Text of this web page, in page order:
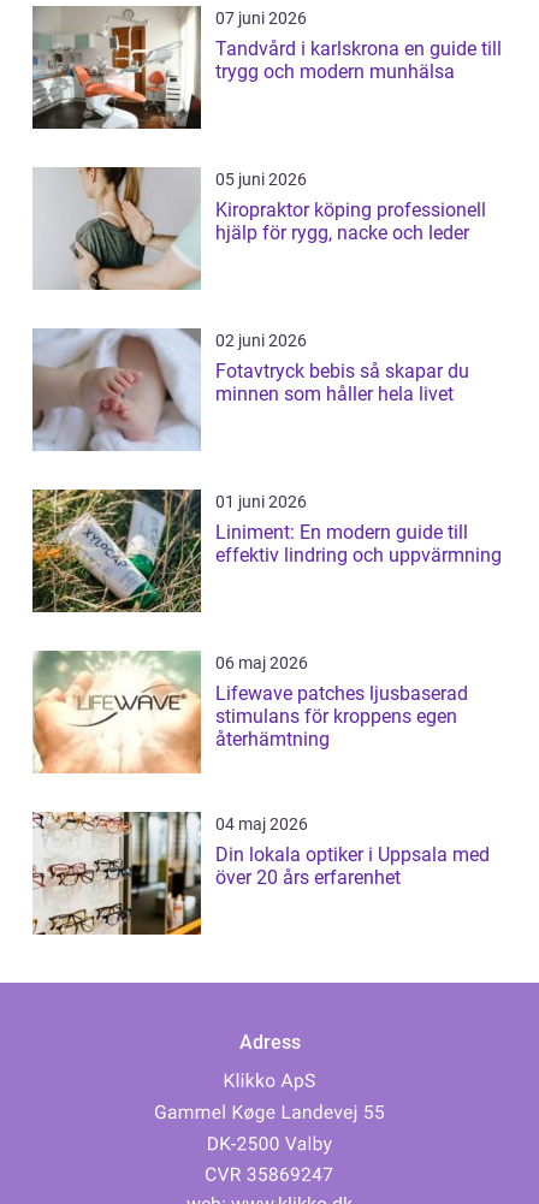
07 juni 2026
Tandvård i karlskrona en guide till
trygg och modern munhälsa
05 juni 2026
Kiropraktor köping professionell
hjälp för rygg, nacke och leder
02 juni 2026
Fotavtryck bebis så skapar du
minnen som håller hela livet
01 juni 2026
Liniment: En modern guide till
effektiv lindring och uppvärmning
06 maj 2026
Lifewave patches ljusbaserad
stimulans för kroppens egen
återhämtning
04 maj 2026
Din lokala optiker i Uppsala med
över 20 års erfarenhet
Adress